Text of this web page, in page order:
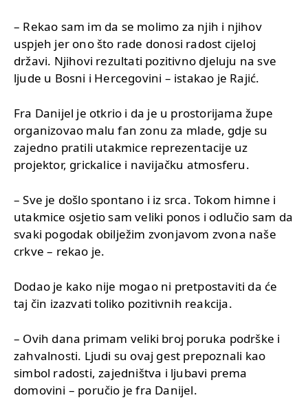
– Rekao sam im da se molimo za njih i njihov
uspjeh jer ono što rade donosi radost cijeloj
državi. Njihovi rezultati pozitivno djeluju na sve
ljude u Bosni i Hercegovini – istakao je Rajić.
Fra Danijel je otkrio i da je u prostorijama župe
organizovao malu fan zonu za mlade, gdje su
zajedno pratili utakmice reprezentacije uz
projektor, grickalice i navijačku atmosferu.
– Sve je došlo spontano i iz srca. Tokom himne i
utakmice osjetio sam veliki ponos i odlučio sam da
svaki pogodak obilježim zvonjavom zvona naše
crkve – rekao je.
Dodao je kako nije mogao ni pretpostaviti da će
taj čin izazvati toliko pozitivnih reakcija.
– Ovih dana primam veliki broj poruka podrške i
zahvalnosti. Ljudi su ovaj gest prepoznali kao
simbol radosti, zajedništva i ljubavi prema
domovini – poručio je fra Danijel.